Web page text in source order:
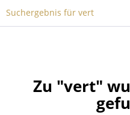
Suchergebnis für vert
Zu "vert"